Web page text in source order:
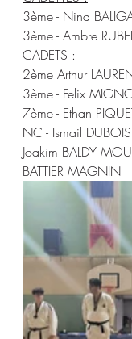
3ème - Nina
3ème - Ambre
CADETS :
2ème Arthur
3ème - Felix
7ème - Ethan
NC - Ismail
Joakim BALDY
BATTIER MAGNIN